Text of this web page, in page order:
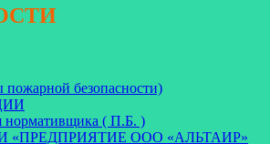
безопасности)
нормативщика ( П.Б. )
ООО «АЛЬТАИР»